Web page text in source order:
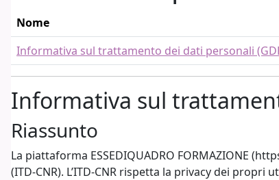
Nome
Informativa sul trattamento dei dati personali
Informativa sul
Riassunto
La piattaforma ESSEDIQUADRO FORMAZIONE
(ITD-CNR). L’ITD-CNR rispetta la privacy dei